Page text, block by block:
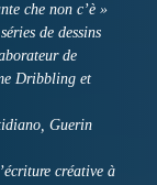
che non c’è »
de dessins
de
Dribbling et
Guerin
créative à